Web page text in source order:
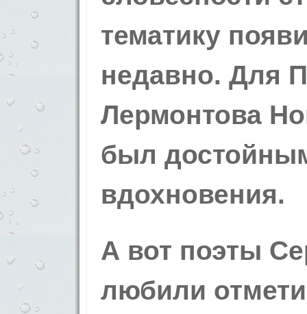
тематику
недавно. Для
Лермонтова
был
вдохновения.
А вот поэты
любили